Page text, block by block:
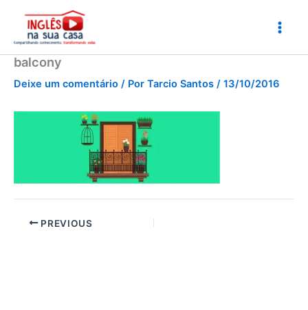
conteúdo
balcony
Deixe um comentário / Por Tarcio Santos / 13/10/2016
PREVIOUS